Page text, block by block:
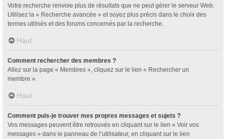
Votre recherche renvoie plus de résultats que ne peut gérer le serveur Web.
Utilisez la « Recherche avancée » et soyez plus précis dans le choix des
termes utilisés et des forums concernés par la recherche.
Haut
Comment rechercher des membres ?
Allez sur la page « Membres », cliquez sur le lien « Rechercher un
membre ».
Haut
Comment puis-je trouver mes propres messages et sujets ?
Vos messages peuvent être retrouvés en cliquant sur le lien « Voir vos
messages » dans le panneau de l’utilisateur, en cliquant sur le lien